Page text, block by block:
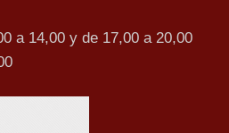
a 14,00 y de 17,00 a 20,00